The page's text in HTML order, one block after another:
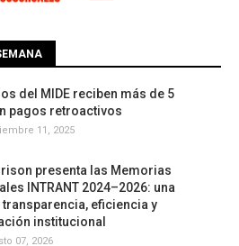
del MIDE reciben más de 5
pagos retroactivos
11, 2025
presenta las Memorias
INTRANT 2024–2026: una
eficiencia y
institucional
07, 2026